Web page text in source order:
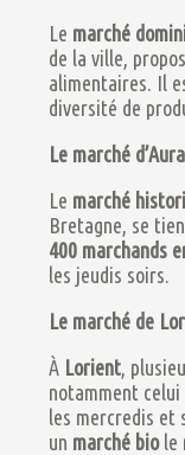
Le marché
de la ville,
alimentaires. Il
diversité de
Le marché
Le marché
Bretagne, se
400 marchands
les jeudis soirs​​.
Le marché de
À Lorient ,
notamment celui
les mercredis et
un marché biole